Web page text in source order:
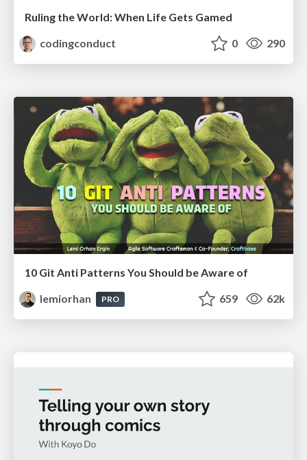
Ruling the World: When Life Gets Gamed
codingconduct
0 290
10 Git Anti Patterns You Should be Aware of
lemiorhan
PRO 659 62k